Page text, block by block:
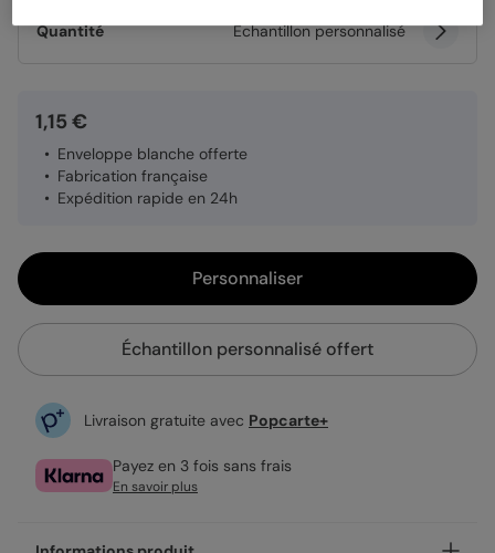
Quantité Échantillon personnalisé
1,15 €
Enveloppe blanche offerte
Fabrication française
Expédition rapide en 24h
Personnaliser
Échantillon personnalisé offert
Livraison gratuite avec Popcarte+
Payez en 3 fois sans frais
En savoir plus